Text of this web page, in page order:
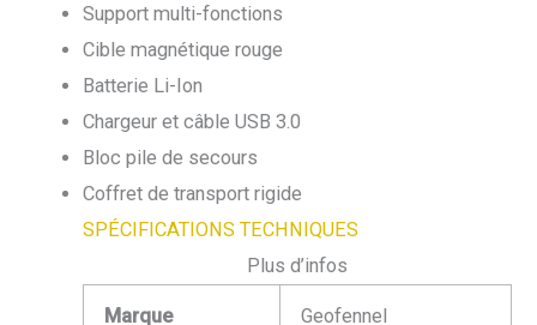
Support multi-fonctions
Cible magnétique rouge
Batterie Li-Ion
Chargeur et câble USB 3.0
Bloc pile de secours
Coffret de transport rigide
SPÉCIFICATIONS TECHNIQUES
Plus d’infos
Marque Geofennel